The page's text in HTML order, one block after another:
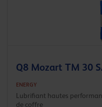
Q8 Mozart TM 30
ENERGY
Lubrifiant hautes
de coffre